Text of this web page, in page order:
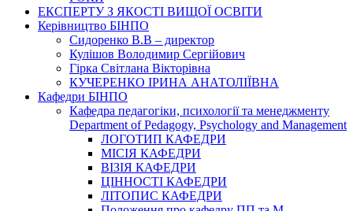
ЕКСПЕРТУ З ЯКОСТІ ВИЩОЇ ОСВІТИ
Керівництво БІНПО
Сидоренко В.В – директор
Кулішов Володимир Сергійович
Гірка Світлана Вікторівна
КУЧЕРЕНКО ІРИНА АНАТОЛІЇВНА
Кафедри БІНПО
Кафедра педагогіки, психології та менеджменту
Department of Pedagogy, Psychology and Management
ЛОГОТИП КАФЕДРИ
МІСІЯ КАФЕДРИ
ВІЗІЯ КАФЕДРИ
ЦІННОСТІ КАФЕДРИ
ЛІТОПИС КАФЕДРИ